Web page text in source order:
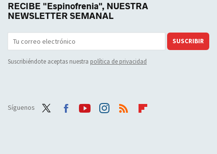
RECIBE "Espinofrenia", NUESTRA
NEWSLETTER SEMANAL
SUSCRIBIR
Suscribiéndote aceptas nuestra política de privacidad
Síguenos